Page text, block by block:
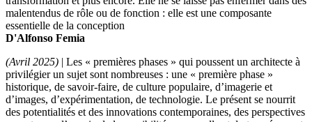
malentendus de rôle ou de fonction : elle est une composante
essentielle de la conception
D'Alfonso Femia
(Avril 2025) | Les « premières phases » qui poussent un architecte à
privilégier un sujet sont nombreuses : une « première phase »
historique, de savoir-faire, de culture populaire, d’imagerie et
d’images, d’expérimentation, de technologie. Le présent se nourrit
des potentialités et des innovations contemporaines, des perspectives